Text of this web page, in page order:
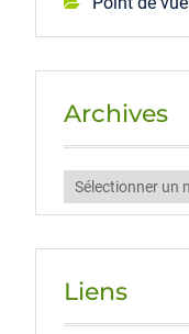
Archives
Archives
Liens